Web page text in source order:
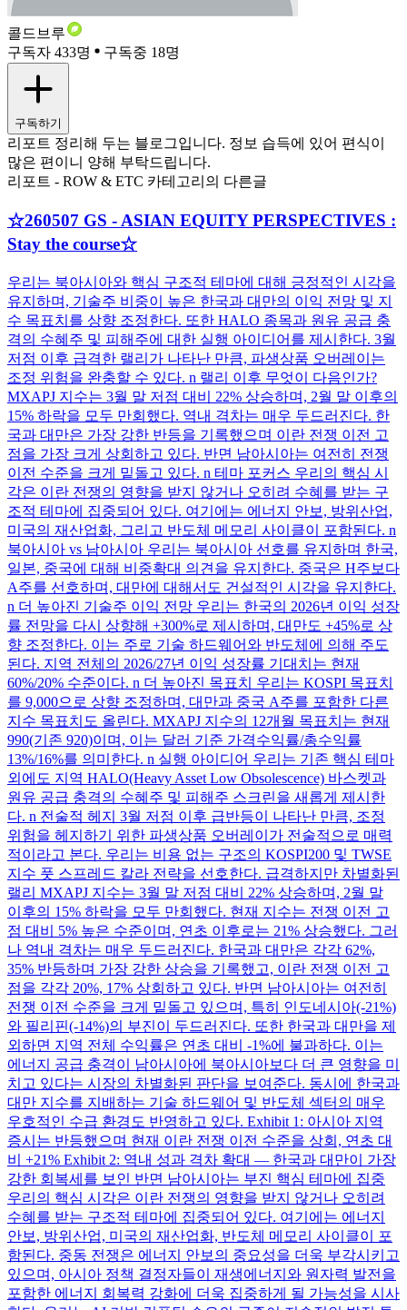
콜드브루
구독자 433명
구독중 18명
구독하기
리포트 정리해 두는 블로그입니다. 정보 습득에 있어 편식이
많은 편이니 양해 부탁드립니다.
리포트 - ROW & ETC 카테고리의 다른글
☆260507 GS - ASIAN EQUITY PERSPECTIVES :
Stay the course☆
우리는 북아시아와 핵심 구조적 테마에 대해 긍정적인 시각을
유지하며, 기술주 비중이 높은 한국과 대만의 이익 전망 및 지
수 목표치를 상향 조정한다. 또한 HALO 종목과 원유 공급 충
격의 수혜주 및 피해주에 대한 실행 아이디어를 제시한다. 3월
저점 이후 급격한 랠리가 나타난 만큼, 파생상품 오버레이는
조정 위험을 완충할 수 있다. n 랠리 이후 무엇이 다음인가?
MXAPJ 지수는 3월 말 저점 대비 22% 상승하며, 2월 말 이후의
15% 하락을 모두 만회했다. 역내 격차는 매우 두드러진다. 한
국과 대만은 가장 강한 반등을 기록했으며 이란 전쟁 이전 고
점을 가장 크게 상회하고 있다. 반면 남아시아는 여전히 전쟁
이전 수준을 크게 밑돌고 있다. n 테마 포커스 우리의 핵심 시
각은 이란 전쟁의 영향을 받지 않거나 오히려 수혜를 받는 구
조적 테마에 집중되어 있다. 여기에는 에너지 안보, 방위산업,
미국의 재산업화, 그리고 반도체 메모리 사이클이 포함된다. n
북아시아 vs 남아시아 우리는 북아시아 선호를 유지하며 한국,
일본, 중국에 대해 비중확대 의견을 유지한다. 중국은 H주보다
A주를 선호하며, 대만에 대해서도 건설적인 시각을 유지한다.
n 더 높아진 기술주 이익 전망 우리는 한국의 2026년 이익 성장
률 전망을 다시 상향해 +300%로 제시하며, 대만도 +45%로 상
향 조정한다. 이는 주로 기술 하드웨어와 반도체에 의해 주도
된다. 지역 전체의 2026/27년 이익 성장률 기대치는 현재
60%/20% 수준이다. n 더 높아진 목표치 우리는 KOSPI 목표치
를 9,000으로 상향 조정하며, 대만과 중국 A주를 포함한 다른
지수 목표치도 올린다. MXAPJ 지수의 12개월 목표치는 현재
990(기존 920)이며, 이는 달러 기준 가격수익률/총수익률
13%/16%를 의미한다. n 실행 아이디어 우리는 기존 핵심 테마
외에도 지역 HALO(Heavy Asset Low Obsolescence) 바스켓과
원유 공급 충격의 수혜주 및 피해주 스크린을 새롭게 제시한
다. n 전술적 헤지 3월 저점 이후 급반등이 나타난 만큼, 조정
위험을 헤지하기 위한 파생상품 오버레이가 전술적으로 매력
적이라고 본다. 우리는 비용 없는 구조의 KOSPI200 및 TWSE
지수 풋 스프레드 칼라 전략을 선호한다. 급격하지만 차별화된
랠리 MXAPJ 지수는 3월 말 저점 대비 22% 상승하며, 2월 말
이후의 15% 하락을 모두 만회했다. 현재 지수는 전쟁 이전 고
점 대비 5% 높은 수준이며, 연초 이후로는 21% 상승했다. 그러
나 역내 격차는 매우 두드러진다. 한국과 대만은 각각 62%,
35% 반등하며 가장 강한 상승을 기록했고, 이란 전쟁 이전 고
점을 각각 20%, 17% 상회하고 있다. 반면 남아시아는 여전히
전쟁 이전 수준을 크게 밑돌고 있으며, 특히 인도네시아(-21%)
와 필리핀(-14%)의 부진이 두드러진다. 또한 한국과 대만을 제
외하면 지역 전체 수익률은 연초 대비 -1%에 불과하다. 이는
에너지 공급 충격이 남아시아에 북아시아보다 더 큰 영향을 미
치고 있다는 시장의 차별화된 판단을 보여준다. 동시에 한국과
대만 지수를 지배하는 기술 하드웨어 및 반도체 섹터의 매우
우호적인 수급 환경도 반영하고 있다. Exhibit 1: 아시아 지역
증시는 반등했으며 현재 이란 전쟁 이전 수준을 상회, 연초 대
비 +21% Exhibit 2: 역내 성과 격차 확대 — 한국과 대만이 가장
강한 회복세를 보인 반면 남아시아는 부진 핵심 테마에 집중
우리의 핵심 시각은 이란 전쟁의 영향을 받지 않거나 오히려
수혜를 받는 구조적 테마에 집중되어 있다. 여기에는 에너지
안보, 방위산업, 미국의 재산업화, 반도체 메모리 사이클이 포
함된다. 중동 전쟁은 에너지 안보의 중요성을 더욱 부각시키고
있으며, 아시아 정책 결정자들이 재생에너지와 원자력 발전을
포함한 에너지 회복력 강화에 더욱 집중하게 될 가능성을 시사